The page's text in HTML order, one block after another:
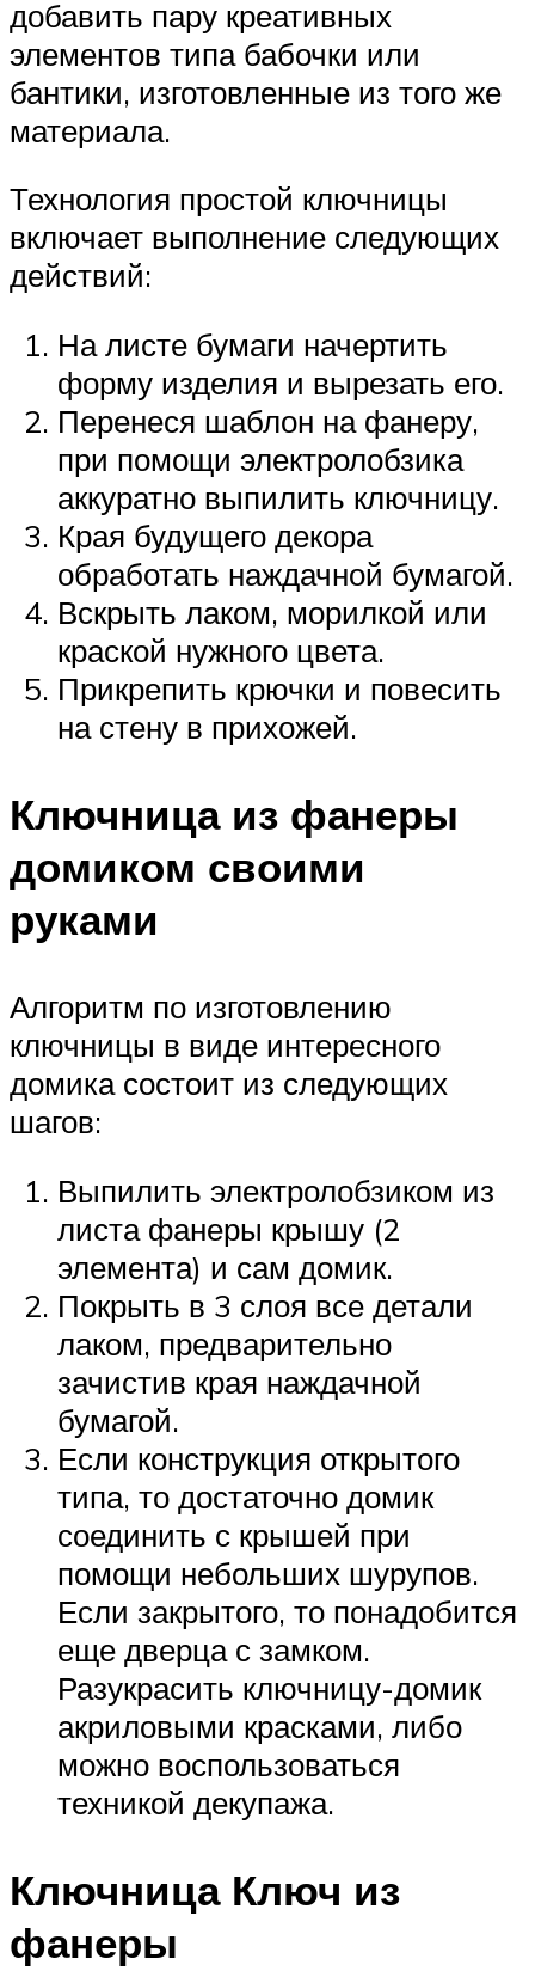
добавить пару креативных
элементов типа бабочки или
бантики, изготовленные из того же
материала.
Технология простой ключницы
включает выполнение следующих
действий:
На листе бумаги начертить
форму изделия и вырезать его.
Перенеся шаблон на фанеру,
при помощи электролобзика
аккуратно выпилить ключницу.
Края будущего декора
обработать наждачной бумагой.
Вскрыть лаком, морилкой или
краской нужного цвета.
Прикрепить крючки и повесить
на стену в прихожей.
Ключница из фанеры
домиком своими
руками
Алгоритм по изготовлению
ключницы в виде интересного
домика состоит из следующих
шагов:
Выпилить электролобзиком из
листа фанеры крышу (2
элемента) и сам домик.
Покрыть в 3 слоя все детали
лаком, предварительно
зачистив края наждачной
бумагой.
Если конструкция открытого
типа, то достаточно домик
соединить с крышей при
помощи небольших шурупов.
Если закрытого, то понадобится
еще дверца с замком.
Разукрасить ключницу-домик
акриловыми красками, либо
можно воспользоваться
техникой декупажа.
Ключница Ключ из
фанеры